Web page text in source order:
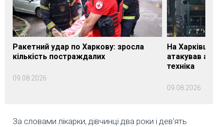
Ракетний удар по Харкову: зросла
кількість постраждалих
09.08.2026
На
атакував
техніка
09.08.2026
За словами лікарки, дівчинці два роки і дев'ять